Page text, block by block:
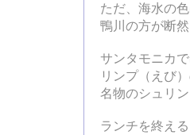
ただ、海水の
鴨川の方が断然
サンタモニカ
リンプ（えび）
名物のシュリ
ランチを終え